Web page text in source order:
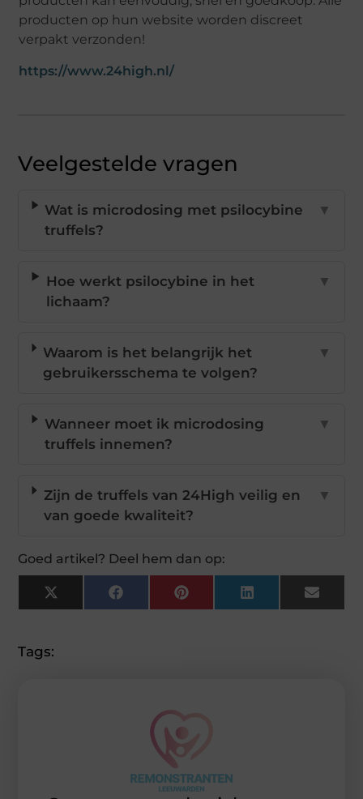
producten op hun website worden discreet
verpakt verzonden!
https://www.24high.nl/
Veelgestelde vragen
Wat is microdosing met psilocybine
truffels?
▼
Hoe werkt psilocybine in het
lichaam?
▼
Waarom is het belangrijk het
gebruikersschema te volgen?
▼
Wanneer moet ik microdosing
truffels innemen?
▼
Zijn de truffels van 24High veilig en
van goede kwaliteit?
▼
Goed artikel? Deel hem dan op:
X
(Twitter)
FacebookPinterestLinkedInEmail
Tags: